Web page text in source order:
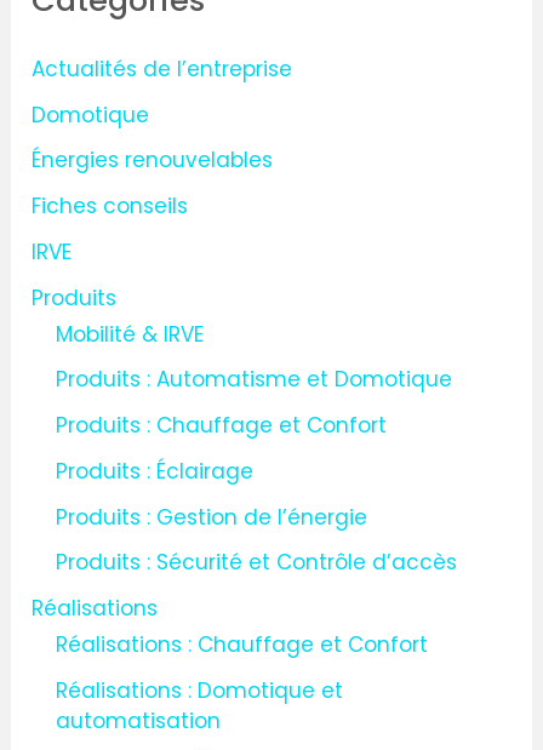
c
h
e
r
:
Actualités de l’entreprise
Domotique
Énergies renouvelables
Fiches conseils
IRVE
Produits
Mobilité & IRVE
Produits : Automatisme et Domotique
Produits : Chauffage et Confort
Produits : Éclairage
Produits : Gestion de l’énergie
Produits : Sécurité et Contrôle d’accès
Réalisations
Réalisations : Chauffage et Confort
Réalisations : Domotique et
automatisation